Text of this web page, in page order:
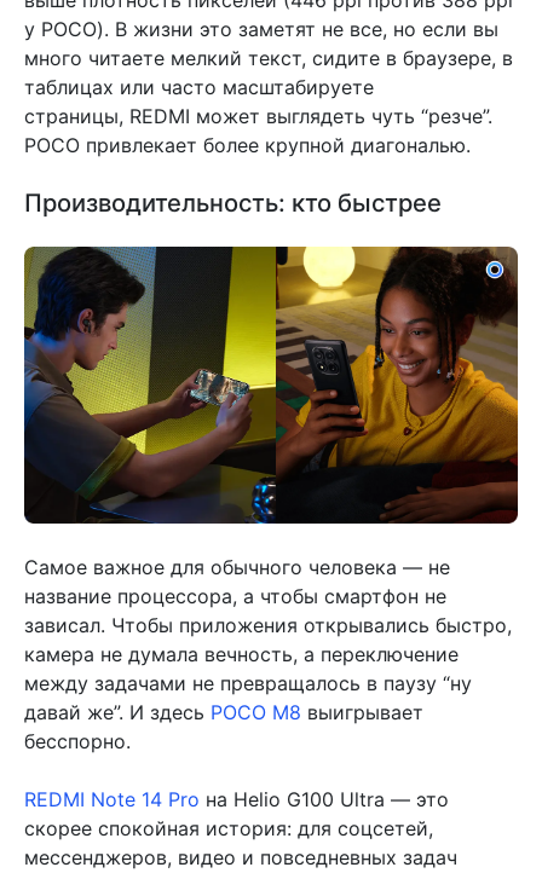
у POCO). В жизни это заметят не все, но если вы
много читаете мелкий текст, сидите в браузере, в
таблицах или часто масштабируете
страницы, REDMI может выглядеть чуть “резче”.
POCO привлекает более крупной диагональю.
Производительность: кто быстрее
Самое важное для обычного человека — не
название процессора, а чтобы смартфон не
зависал. Чтобы приложения открывались быстро,
камера не думала вечность, а переключение
между задачами не превращалось в паузу “ну
давай же”. И здесь POCO M8 выигрывает
бесспорно.
REDMI Note 14 Pro на Helio G100 Ultra — это
скорее спокойная история: для соцсетей,
мессенджеров, видео и повседневных задач